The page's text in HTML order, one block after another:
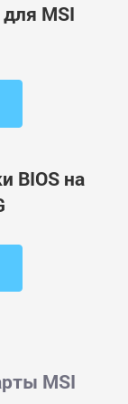
MSI
BIOS на
MSI